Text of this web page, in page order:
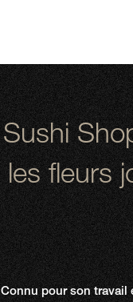
Sushi
les fleurs
Connu pour son travail